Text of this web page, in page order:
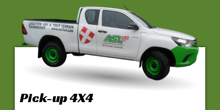
Pick-up 4X4